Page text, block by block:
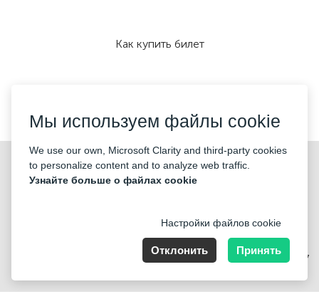
©2026 «KONTRAMARKA OÜ» Все права защищены
Как купить билет
Harju maakond, Tallinn, Kesklinna linnaosa, Pärnu mnt 139b, 11317
Мы используем файлы cookie
We use our own, Microsoft Clarity and third-party cookies
to personalize content and to analyze web traffic.
Узнайте больше о файлах cookie
Настройки файлов cookie
Отклонить Принять